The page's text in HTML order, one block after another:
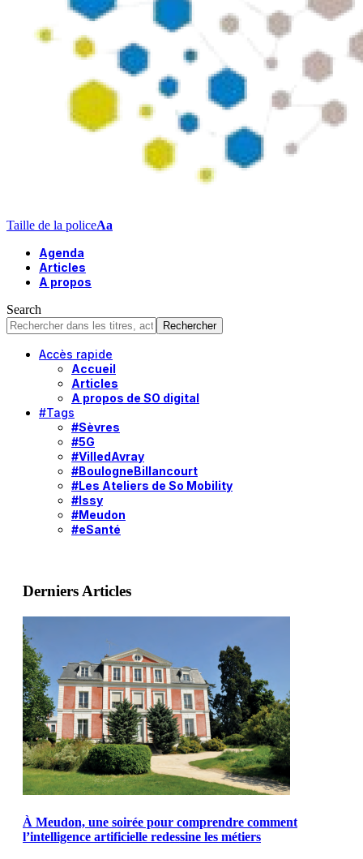
Taille de la policeAa
Agenda
Articles
A propos
Search
Accès rapide
Accueil
Articles
A propos de SO digital
#Tags
#Sèvres
#5G
#VilledAvray
#BoulogneBillancourt
#Les Ateliers de So Mobility
#Issy
#Meudon
#eSanté
Derniers Articles
À Meudon, une soirée pour comprendre comment
l’intelligence artificielle redessine les métiers